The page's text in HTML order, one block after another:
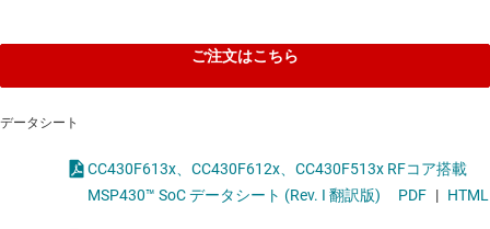
ご注文はこちら
データシート
CC430F613x、CC430F612x、CC430F513x RFコア搭載
MSP430™ SoC データシート (Rev. I 翻訳版)
PDF | HTML